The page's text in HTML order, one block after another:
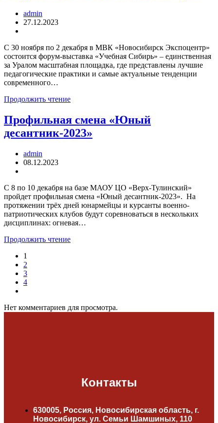
admin
27.12.2023
С 30 ноября по 2 декабря в МВК «Новосибирск Экспоцентр»
состоится форум-выставка «Учебная Сибирь» – единственная
за Уралом масштабная площадка, где представлены лучшие
педагогические практики и самые актуальные тенденции
современного…
Продолжить чтение
Профильная смена «Юный
десантник-2023»
admin
08.12.2023
С 8 по 10 декабря на базе МАОУ ЦО «Верх-Тулинский»
пройдет профильная смена «Юный десантник-2023». На
протяжении трёх дней юнармейцы и курсанты военно-
патриотических клубов будут соревноваться в нескольких
дисциплинах: огневая…
Продолжить чтение
1
2
3
4
Нет комментариев для просмотра.
Контакты
630005, Россия, Новосибирская область, г.
Новосибирск, ул. Семьи Шамшиных, 110